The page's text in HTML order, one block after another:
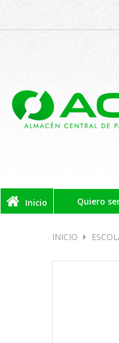
Inicio Quiero
INICIO